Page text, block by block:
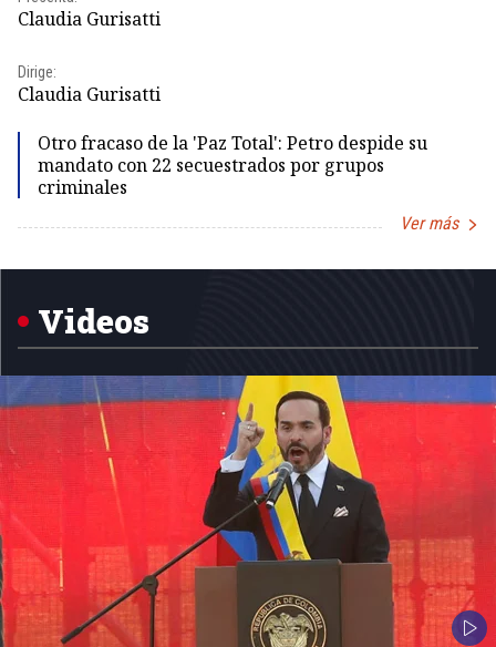
Claudia Gurisatti
Dirige:
Claudia Gurisatti
Otro fracaso de la 'Paz Total': Petro despide su
mandato con 22 secuestrados por grupos
criminales
Ver más
Videos